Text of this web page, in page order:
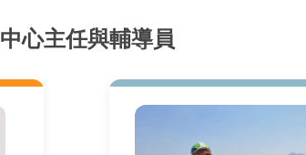
中心主任與輔導員